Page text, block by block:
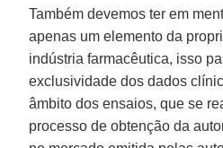
Também devemos ter em
apenas um elemento da
indústria farmacêutica, isso
exclusividade dos dados
âmbito dos ensaios, que se
processo de obtenção da